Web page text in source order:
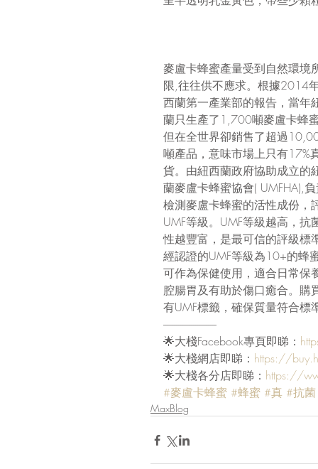
麥盧卡蜂蜜產量受到自然環境
限,往往供不應求。根據2014
西蘭第一產業部的報告，當年
蘭只生產了1,700噸麥盧卡蜂蜜
但在全世界卻銷售了超過
噸產品，意味市場上只有17%
貨。由紐西蘭政府協助成立的
蘭麥盧卡蜂蜜協會( UMFHA),
檢測麥盧卡蜂蜜的活性成份，
UMF等級。UMF等級越高，抗
性越豐富，是最可信的評級標準
經認證的UMF等級為10+的蜂
可作為保健使用，適合日常保
腔腸胃及有助於傷口癒合。購
有UMF標籤，確保質量符合標
-------------------------
🌟大棧Facebook專頁即睇：
🌟大棧網店即睇： https://
🌟大棧各分店即睇： https://
#麥盧卡蜂蜜 #蜂蜜 #真 #抗菌
MaxBlog